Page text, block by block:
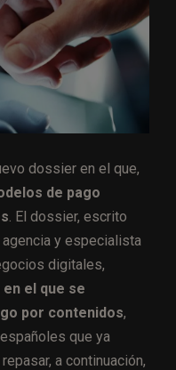
dossier en el que,
de pago
. El dossier, escrito
y especialista
digitales,
el que se
por contenidos,
que ya
a continuación,